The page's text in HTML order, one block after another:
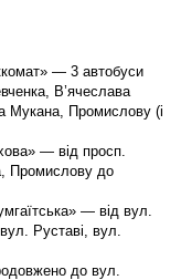
— 3 автобуси
В’ячеслава
Мукана, Промислову (і
— від просп.
Промислову до
— від вул.
Руставі, вул.
до вул.